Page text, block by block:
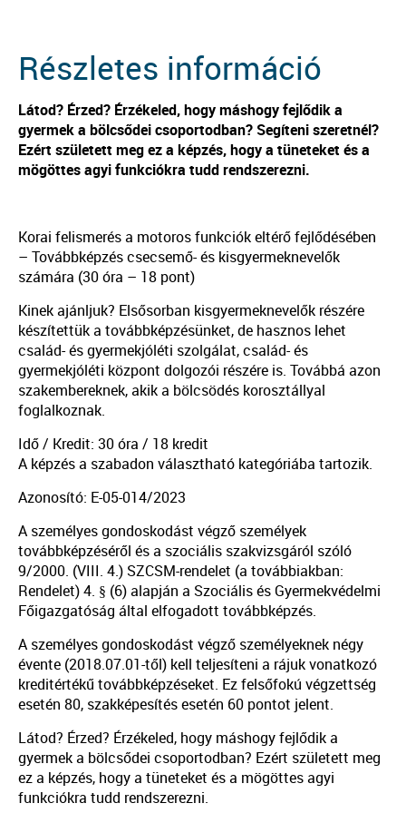
Részletes információ
Látod? Érzed? Érzékeled, hogy máshogy fejlődik a
gyermek a bölcsődei csoportodban? Segíteni szeretnél?
Ezért született meg ez a képzés, hogy a tüneteket és a
mögöttes agyi funkciókra tudd rendszerezni.
Korai felismerés a motoros funkciók eltérő fejlődésében
– Továbbképzés csecsemő- és kisgyermeknevelők
számára (30 óra – 18 pont)
Kinek ajánljuk? Elsősorban kisgyermeknevelők részére
készítettük a továbbképzésünket, de hasznos lehet
család- és gyermekjóléti szolgálat, család- és
gyermekjóléti központ dolgozói részére is. Továbbá azon
szakembereknek, akik a bölcsödés korosztállyal
foglalkoznak.
Idő / Kredit: 30 óra / 18 kredit
A képzés a szabadon választható kategóriába tartozik.
Azonosító: E-05-014/2023
A személyes gondoskodást végző személyek
továbbképzéséről és a szociális szakvizsgáról szóló
9/2000. (VIII. 4.) SZCSM-rendelet (a továbbiakban:
Rendelet) 4. § (6) alapján a Szociális és Gyermekvédelmi
Főigazgatóság által elfogadott továbbképzés.
A személyes gondoskodást végző személyeknek négy
évente (2018.07.01-től) kell teljesíteni a rájuk vonatkozó
kreditértékű továbbképzéseket. Ez felsőfokú végzettség
esetén 80, szakképesítés esetén 60 pontot jelent.
Látod? Érzed? Érzékeled, hogy máshogy fejlődik a
gyermek a bölcsődei csoportodban? Ezért született meg
ez a képzés, hogy a tüneteket és a mögöttes agyi
funkciókra tudd rendszerezni.